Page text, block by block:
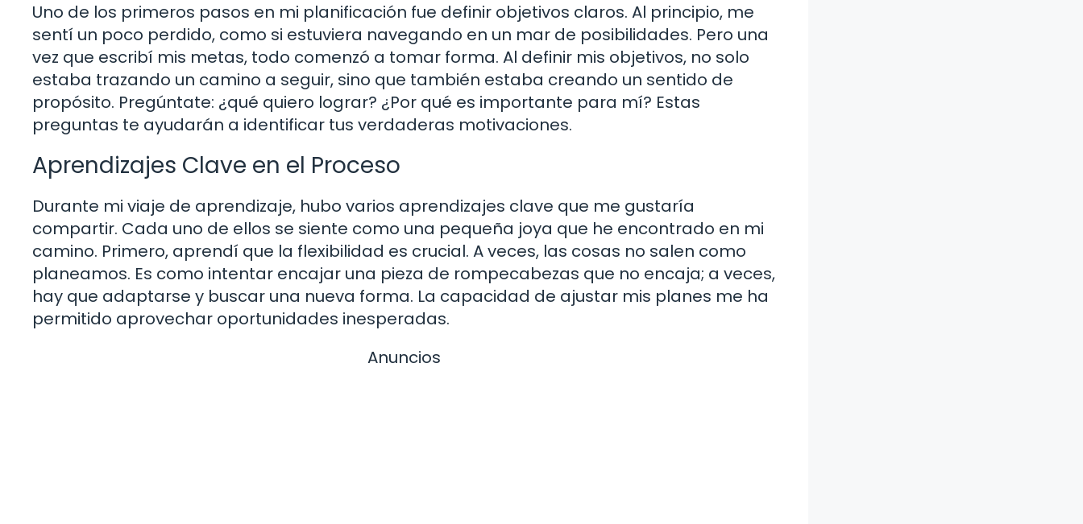
Uno de los primeros pasos en mi planificación fue definir objetivos claros. Al principio, me
sentí un poco perdido, como si estuviera navegando en un mar de posibilidades. Pero una
vez que escribí mis metas, todo comenzó a tomar forma. Al definir mis objetivos, no solo
estaba trazando un camino a seguir, sino que también estaba creando un sentido de
propósito. Pregúntate: ¿qué quiero lograr? ¿Por qué es importante para mí? Estas
preguntas te ayudarán a identificar tus verdaderas motivaciones.
Aprendizajes Clave en el Proceso
Durante mi viaje de aprendizaje, hubo varios aprendizajes clave que me gustaría
compartir. Cada uno de ellos se siente como una pequeña joya que he encontrado en mi
camino. Primero, aprendí que la flexibilidad es crucial. A veces, las cosas no salen como
planeamos. Es como intentar encajar una pieza de rompecabezas que no encaja; a veces,
hay que adaptarse y buscar una nueva forma. La capacidad de ajustar mis planes me ha
permitido aprovechar oportunidades inesperadas.
Anuncios